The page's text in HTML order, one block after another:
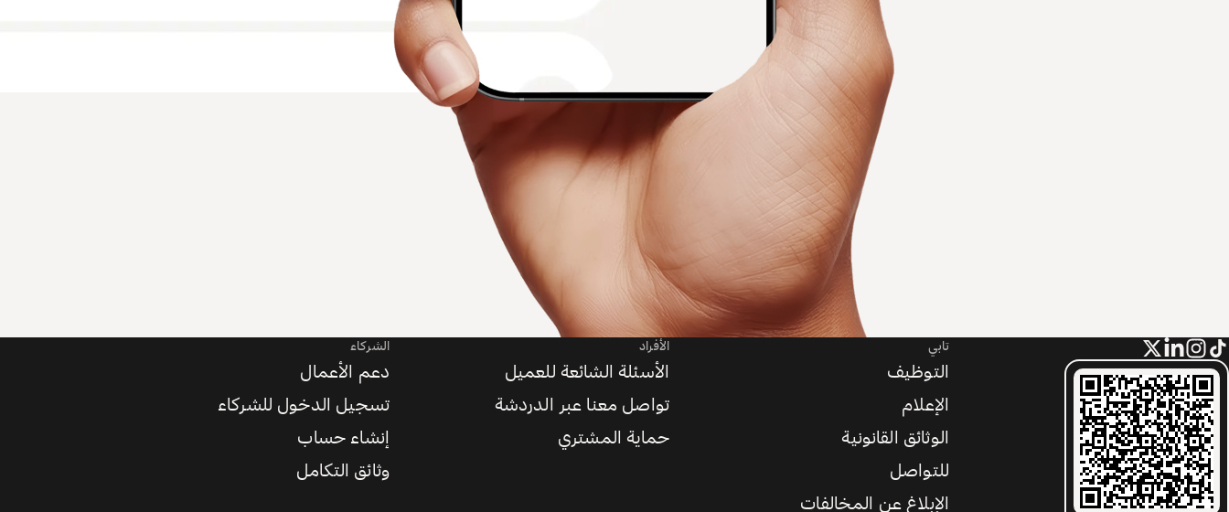
تابي
التوظيف
الإعلام
الوثائق القانونية
للتواصل
الإبلاغ عن المخالفات
الأفراد
الأسئلة الشائعة للعميل
تواصل معنا عبر الدردشة
حماية المشتري
الشركاء
دعم الأعمال
تسجيل الدخول للشركاء
إنشاء حساب
وثائق التكامل